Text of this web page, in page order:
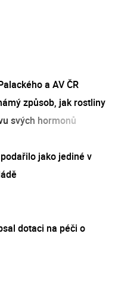
a AV ČR
způsob, jak rostliny
svých hormonů
jako jediné v
dotaci na péči o